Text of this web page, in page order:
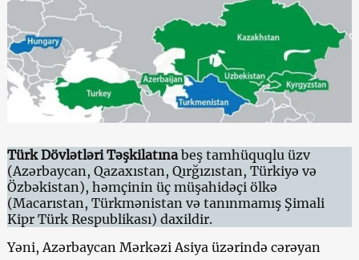
Türk Dövlətləri Təşkilatınabeş tamhüquqlu üzv
(Azərbaycan, Qazaxıstan, Qırğızıstan, Türkiyə və
Özbəkistan), həmçinin üç müşahidəçi ölkə
(Macarıstan, Türkmənistan və tanınmamış Şimali
Kipr Türk Respublikası) daxildir.
Yəni, Azərbaycan Mərkəzi Asiya üzərində cərəyan